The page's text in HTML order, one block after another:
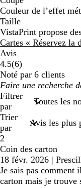
Couleur de l’effet
Taille
VistaPrint propose
Cartes « Réservez la
Avis
4.5(66
avis
)
Noté par 6 clients
Mes
saisies
de
recherche
Filtrer
par
Trier
par
2
Coin des carton
18 févr. 2026 |
Je sais pas comment
carton mais je trouve